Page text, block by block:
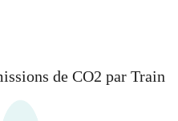
de CO2 par Train